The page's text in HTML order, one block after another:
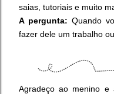
saias, tutoriais e muito
A pergunta: Quando
fazer dele um trabalho
Agradeço ao menino e